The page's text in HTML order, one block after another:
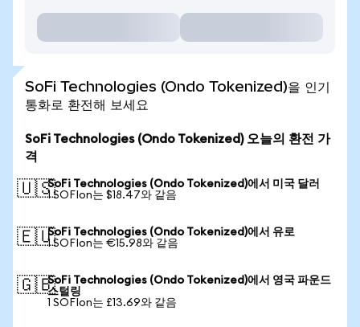
SoFi Technologies (Ondo Tokenized)을 인기
통화로 환전해 보세요
SoFi Technologies (Ondo Tokenized) 오늘의 환전 가
격
🇺🇸SoFi Technologies (Ondo Tokenized)에서 미국 달러
1 SOFIon는 $18.47와 같음
🇪🇺SoFi Technologies (Ondo Tokenized)에서 유로
1 SOFIon는 €15.98와 같음
🇬🇧SoFi Technologies (Ondo Tokenized)에서 영국 파운드
스털링
1 SOFIon는 £13.69와 같음